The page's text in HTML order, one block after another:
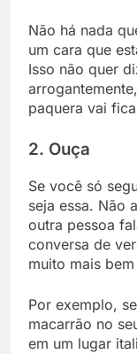
Não há nada
um cara que
Isso não quer
paquera vai
2. Ouça
Se você só
seja essa. Não
outra pessoa
conversa de
muito mais
Por exemplo,
macarrão no
em um lugar